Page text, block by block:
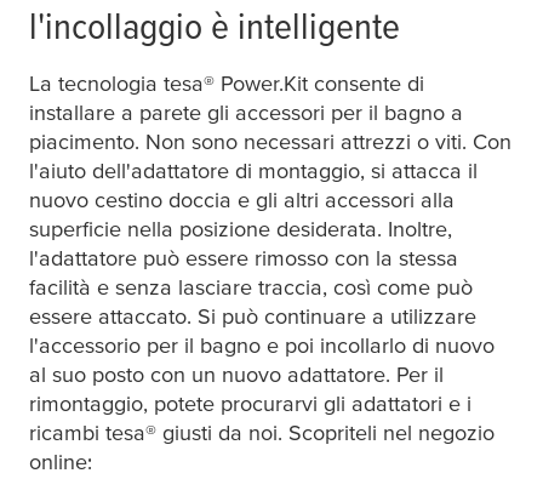
Porta carta igienica
Baccello di sapone
Ripiano in vetro
l'incollaggio è intelligente
La tecnologia tesa® Power.Kit consente di
installare a parete gli accessori per il bagno a
piacimento. Non sono necessari attrezzi o viti. Con
l'aiuto dell'adattatore di montaggio, si attacca il
nuovo cestino doccia e gli altri accessori alla
superficie nella posizione desiderata. Inoltre,
l'adattatore può essere rimosso con la stessa
facilità e senza lasciare traccia, così come può
essere attaccato. Si può continuare a utilizzare
l'accessorio per il bagno e poi incollarlo di nuovo
al suo posto con un nuovo adattatore. Per il
rimontaggio, potete procurarvi gli adattatori e i
ricambi tesa® giusti da noi. Scopriteli nel negozio
online: